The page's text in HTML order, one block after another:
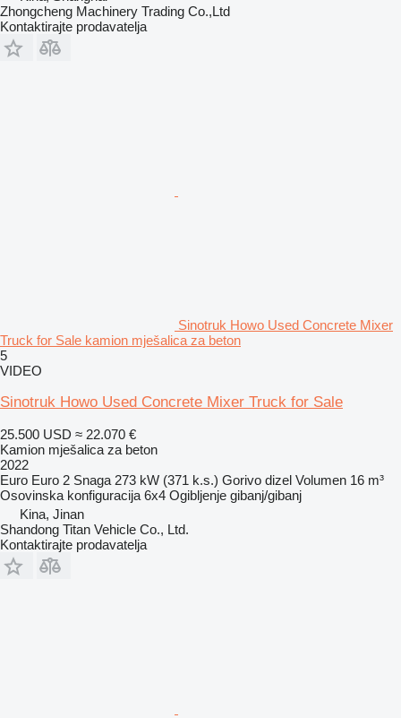
Zhongcheng Machinery Trading Co.,Ltd
Kontaktirajte prodavatelja
Sinotruk Howo Used Concrete Mixer
Truck for Sale kamion mješalica za beton
5
VIDEO
Sinotruk Howo Used Concrete Mixer Truck for Sale
25.500 USD ≈ 22.070 €
Kamion mješalica za beton
2022
Euro Euro 2 Snaga 273 kW (371 k.s.) Gorivo dizel Volumen 16 m³
Osovinska konfiguracija 6x4 Ogibljenje gibanj/gibanj
Kina, Jinan
Shandong Titan Vehicle Co., Ltd.
Kontaktirajte prodavatelja